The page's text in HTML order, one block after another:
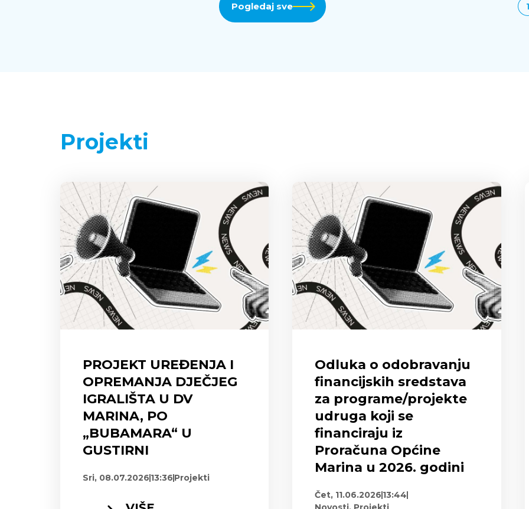
1
Pogledaj sve
Projekti
PROJEKT UREĐENJA I
OPREMANJA DJEČJEG
IGRALIŠTA U DV
MARINA, PO
„BUBAMARA“ U
GUSTIRNI
Sri, 08.07.2026 13:36 Projekti
Odluka o odobravanju
financijskih sredstava
za programe/projekte
udruga koji se
financiraju iz
Proračuna Općine
Marina u 2026. godini
Čet, 11.06.202613:44